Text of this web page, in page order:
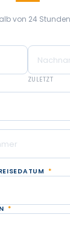
von 24
ZULETZT
*
*